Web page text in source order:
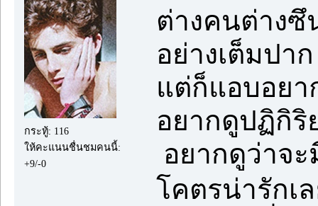
กระทู้: 116
ให้คะแนนชื่นชมคนนี้:
+9/-0
ต่างคนต่างซึ
อย่างเต็มปา
แต่ก็แอบอย
อยากดูปฏิกิริ
อยากดูว่าจ
โคตรน่ารักเ